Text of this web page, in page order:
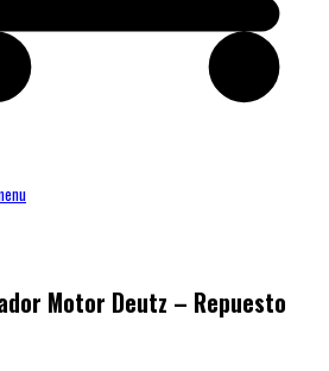
Motor Deutz – Repuesto